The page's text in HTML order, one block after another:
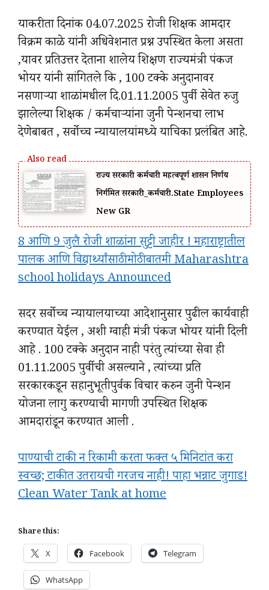
याकरीता दिनांक 04.07.2025 रोजी शिक्षक आमदार
विक्रम काळे यांनी अधिवेशनात प्रश्न उपस्थित केला असता
,यावर प्रतिउत्तर देताना शालेय शिक्षण राज्यमंत्री पंकज
भोयर यांनी सांगितले कि , 100 टक्के अनुदानावर
नसणाऱ्या शाळांमधील दि.01.11.2005 पुर्वी सेवेत रुजु
झालेल्या शिक्षक / कर्मचाऱ्यांना जुनी पेन्शनचा लाभ
देणेबाबत , सर्वोच्च न्यायालयांमध्ये याचिका प्रलंबित आहे.
राज्य सरकारी कर्मचारी महत्वपूर्ण शासन निर्णय
निर्गमित सरकारी_कर्मचारी.State Employees
New GR
8 आणि 9 जुलै रोजी शाळांना सुट्टी जाहीर ! महाराष्ट्रातील
पालक आणि विद्यार्थ्यांसाठी मोठी बातमी Maharashtra
school holidays Announced
सदर सर्वोच्च न्यायालयाच्या आदेशानुसार पुढील कार्यवाही
करण्यात येईल , अशी ग्वाही मंत्री पंकज भोयर यांनी दिली
आहे . 100 टक्के अनुदान नाही परंतु त्यांच्या सेवा ही
01.11.2005 पुर्वीची असल्याने , त्यांच्या प्रति
सरकारकडून सहानुभूतीपुर्वक विचार करुन जुनी पेन्शन
योजना लागु करण्याची मागणी उपस्थित शिक्षक
आमदारांडून करण्यात आली .
पाण्याची टाकी न रिकामी करता फक्त ५ मिनिटांत करा
स्वच्छ; टाकीत उतरायची गरजच नाही! पाहा भन्नाट जुगाड!
Clean Water Tank at home
Share this:
X Facebook Telegram
WhatsApp